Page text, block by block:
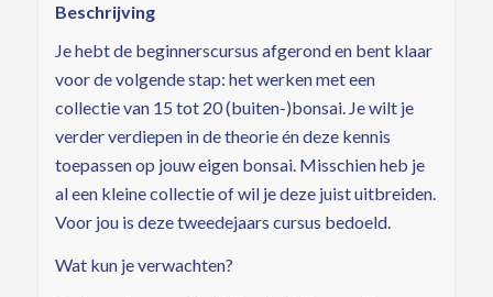
Beschrijving
Je hebt de beginnerscursus afgerond en bent klaar
voor de volgende stap: het werken met een
collectie van 15 tot 20 (buiten-)bonsai. Je wilt je
verder verdiepen in de theorie én deze kennis
toepassen op jouw eigen bonsai. Misschien heb je
al een kleine collectie of wil je deze juist uitbreiden.
Voor jou is deze tweedejaars cursus bedoeld.
Wat kun je verwachten?